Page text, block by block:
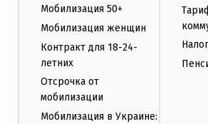
Мобилизация 50+
Мобилизация женщин
Контракт для 18-24-
летних
Отсрочка от
мобилизации
Мобилизация в Украине: